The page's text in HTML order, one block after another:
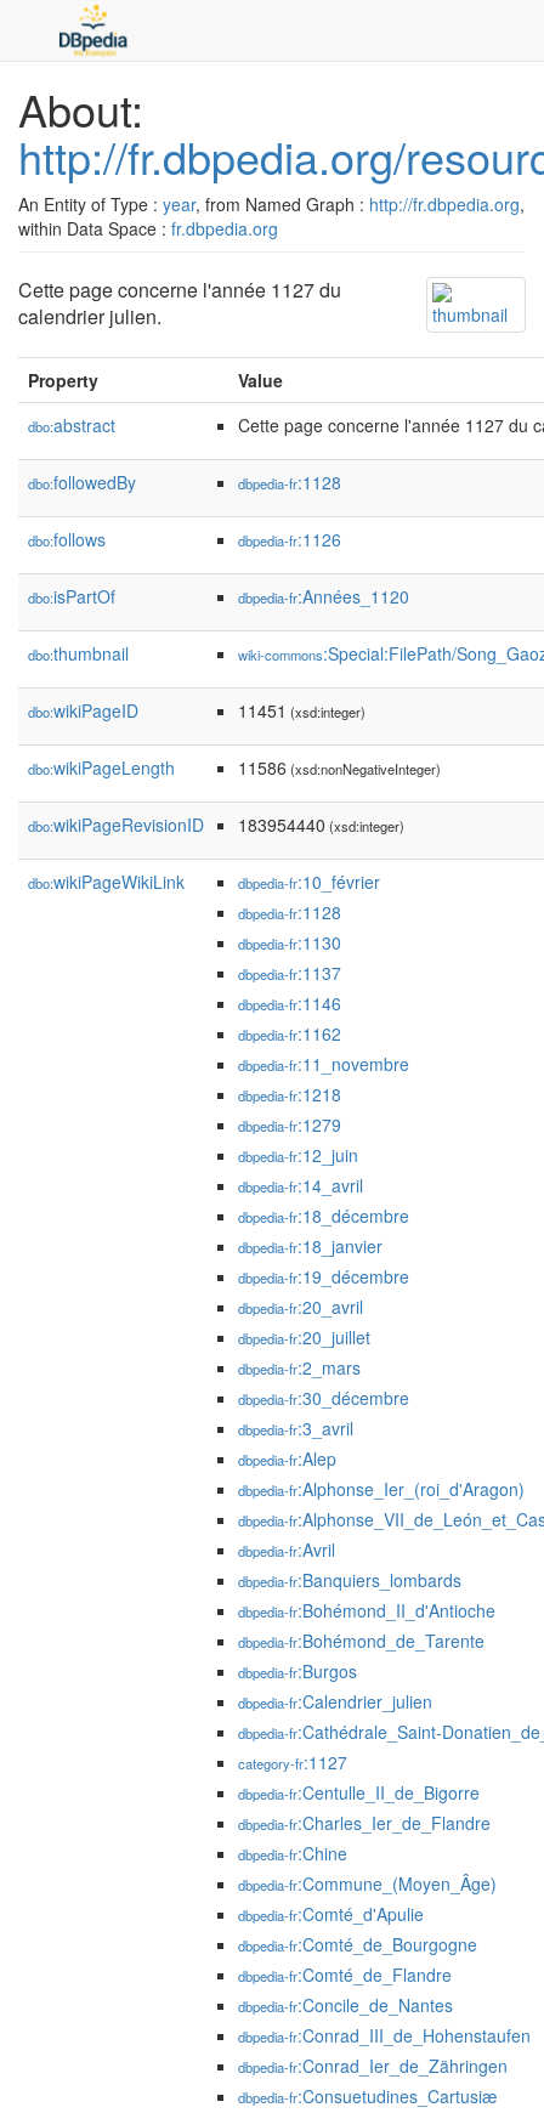
About:
http://fr.dbpedia.org/
An Entity of Type : year, from Named Graph : http://fr.dbpedia.org,
within Data Space : fr.dbpedia.org
Cette page concerne l'année 1127 du
calendrier julien.
Property Value
dbo:abstract Cette page concerne l'année 1127 du
dbo:followedBy dbpedia-fr:1128
dbo:follows dbpedia-fr:1126
dbo:isPartOf dbpedia-fr:Années_1120
dbo:thumbnail wiki-commons:Special:FilePath/
dbo:wikiPageID 11451 (xsd:integer)
dbo:wikiPageLength 11586 (xsd:nonNegativeInteger)
dbo:wikiPageRevisionID 183954440 (xsd:integer)
dbo:wikiPageWikiLink dbpedia-fr:10_février
dbpedia-fr:1128
dbpedia-fr:1130
dbpedia-fr:1137
dbpedia-fr:1146
dbpedia-fr:1162
dbpedia-fr:11_novembre
dbpedia-fr:1218
dbpedia-fr:1279
dbpedia-fr:12_juin
dbpedia-fr:14_avril
dbpedia-fr:18_décembre
dbpedia-fr:18_janvier
dbpedia-fr:19_décembre
dbpedia-fr:20_avril
dbpedia-fr:20_juillet
dbpedia-fr:2_mars
dbpedia-fr:30_décembre
dbpedia-fr:3_avril
dbpedia-fr:Alep
dbpedia-fr:Alphonse_Ier_(roi_d'Aragon)
dbpedia-fr
dbpedia-fr:Avril
dbpedia-fr:Banquiers_lombards
dbpedia-fr:Bohémond_II_d'Antioche
dbpedia-fr:Bohémond_de_Tarente
dbpedia-fr:Burgos
dbpedia-fr:Calendrier_julien
dbpedia-fr:Cathédrale_Saint-
category-fr:1127
dbpedia-fr:Centulle_II_de_Bigorre
dbpedia-fr:Charles_Ier_de_Flandre
dbpedia-fr:Chine
dbpedia-fr:Commune_(Moyen_Âge)
dbpedia-fr:Comté_d'Apulie
dbpedia-fr:Comté_de_Bourgogne
dbpedia-fr:Comté_de_Flandre
dbpedia-fr:Concile_de_Nantes
dbpedia-fr:Conrad_III_de_Hohenstaufen
dbpedia-fr:Conrad_Ier_de_Zähringen
dbpedia-fr:Consuetudines_Cartusiæ